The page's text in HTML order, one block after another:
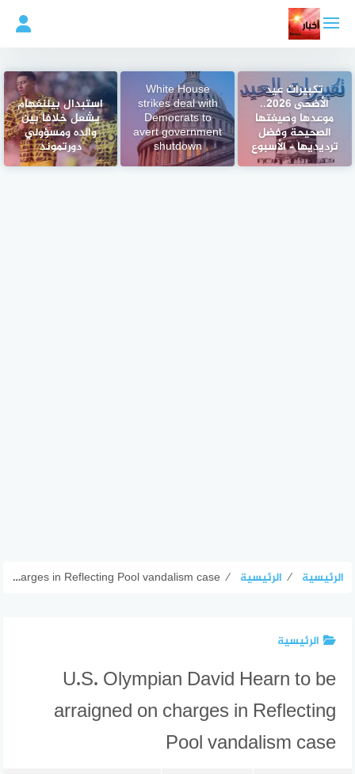
المحتوى
تكبيرات عيد
الأضحى 2026..
موعدها وصيغتها
الصحيحة وفضل
ترديديها – الأسبوع
White House
strikes deal with
Democrats to
avert government
shutdown
استبدال بيلنغهام
يشعل خلافاً بين
والده ومسؤولي
دورتموند
الرئيسية ⁄ الرئيسية ⁄
U.S. Olympian David Hearn to be arraigned on charges in Reflecting Pool vandalism case
الرئيسية
U.S. Olympian David Hearn to be
arraigned on charges in Reflecting
Pool vandalism case